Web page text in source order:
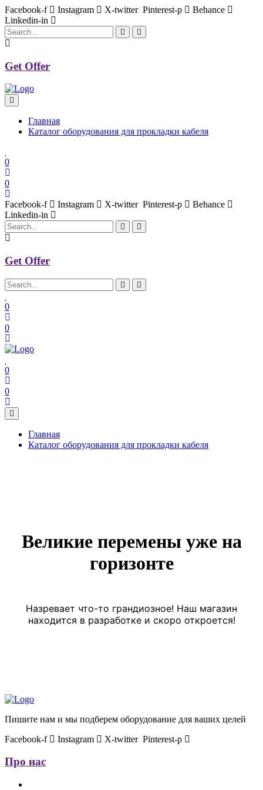
Facebook-f Instagram X-twitter Pinterest-p
Behance
Linkedin-in
Get Offer
Главная
Каталог оборудования для прокладки кабеля
0
0
Facebook-f Instagram X-twitter Pinterest-p
Behance
Linkedin-in
Get Offer
0
0
0
0
Главная
Каталог оборудования для прокладки кабеля
Великие перемены уже на
горизонте
Назревает что-то грандиозное! Наш магазин
находится в разработке и скоро откроется!
Пишите нам и мы подберем оборудование для ваших целей
Facebook-f
Instagram X-twitter Pinterest-p
Про нас